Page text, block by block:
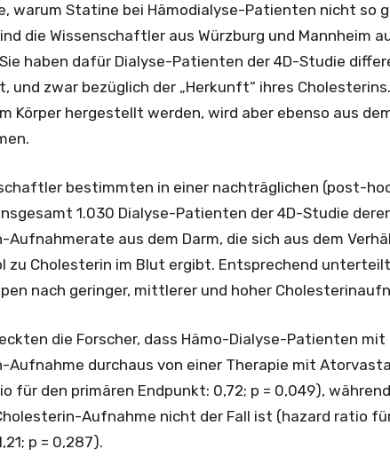
warum Statine bei Hämodialyse-Patienten nicht so
die Wissenschaftler aus Würzburg und Mannheim
haben dafür Dialyse-Patienten der 4D-Studie
und zwar bezüglich der „Herkunft“ ihres
Körper hergestellt werden, wird aber ebenso aus
bestimmten in einer nachträglichen (post-
1.030 Dialyse-Patienten der 4D-Studie
Aufnahmerate aus dem Darm, die sich aus dem
zu Cholesterin im Blut ergibt. Entsprechend
nach geringer, mittlerer und hoher
die Forscher, dass Hämo-Dialyse-Patienten mit
Aufnahme durchaus von einer Therapie mit
für den primären Endpunkt: 0,72; p = 0,049),
Aufnahme nicht der Fall ist (hazard ratio
p = 0,287).